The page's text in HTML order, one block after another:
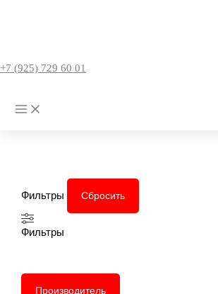
+7 (925) 729 60 01
СЕПТИКИ
Фильтры Сбросить
Фильтры
Производитель